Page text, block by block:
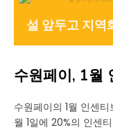
설 앞두고 지역
수원페이, 1월
수원페이의 1월 인센
월 1일에 20%의 인센